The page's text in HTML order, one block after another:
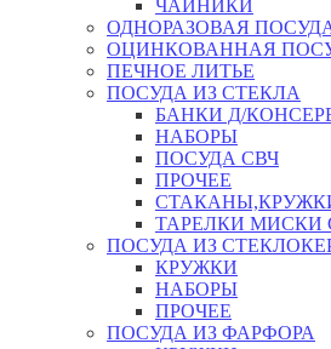
ЧАЙНИКИ
ОДНОРАЗОВАЯ
ОЦИНКОВАННАЯ
ПЕЧНОЕ ЛИТЬЕ
ПОСУДА ИЗ СТЕКЛА
БАНКИ Д/
НАБОРЫ
ПОСУДА СВЧ
ПРОЧЕЕ
ТАРЕЛКИ МИСКИ
ПОСУДА ИЗ
КРУЖКИ
НАБОРЫ
ПРОЧЕЕ
ПОСУДА ИЗ ФАРФОРА